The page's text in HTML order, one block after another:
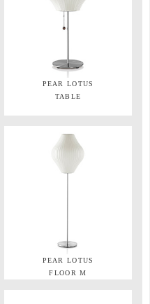
PEAR LOTUS
TABLE
PEAR LOTUS
FLOOR M